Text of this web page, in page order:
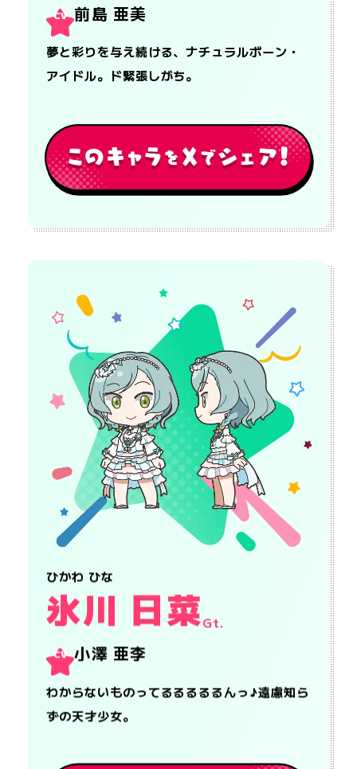
CV 前島 亜美
夢と彩りを与え続ける、ナチュラルボーン・
アイドル。ド緊張しがち。
ひかわ ひな
氷川 日菜Gt.
CV 小澤 亜李
わからないものってるるるるるんっ♪遠慮知ら
ずの天才少女。